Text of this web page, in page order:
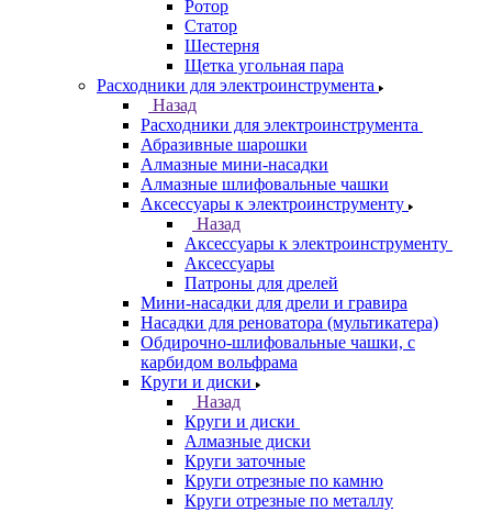
Ротор
Статор
Шестерня
Щетка угольная пара
Расходники для электроинструмента
Назад
Расходники для электроинструмента
Абразивные шарошки
Алмазные мини-насадки
Алмазные шлифовальные чашки
Аксессуары к электроинструменту
Назад
Аксессуары к электроинструменту
Аксессуары
Патроны для дрелей
Мини-насадки для дрели и гравира
Насадки для реноватора (мультикатера)
Обдирочно-шлифовальные чашки, с
карбидом вольфрама
Круги и диски
Назад
Круги и диски
Алмазные диски
Круги заточные
Круги отрезные по камню
Круги отрезные по металлу